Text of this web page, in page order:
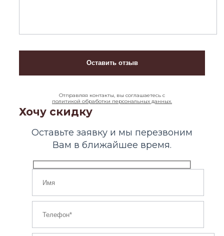
Отправляя контакты, вы соглашаетесь с
политикой обработки персональных данных.
Хочу скидку
Оставьте заявку и мы перезвоним
Вам в ближайшее время.